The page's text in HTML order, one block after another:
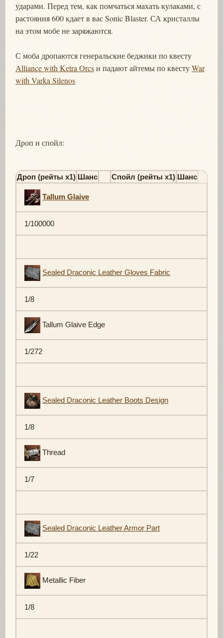
ударами. Перед тем, как помчаться махать кулаками, с
растояния 600 кдает в вас Sonic Blaster. СА кристаллы
на этом мобе не заряжаются.
С моба дропаются генеральские беджики по квесту
Alliance with Ketra Orcsи падают айтемы по квестуWar
with Varka Silenos
Дроп и спойл:
Дроп (рейты х1) Шанс Спойл (рейты х1) Шанс
Tallum Glaive
1/100000
Sealed Draconic Leather Gloves Fabric
1/8
Tallum Glaive Edge
1/272
Sealed Draconic Leather Boots Design
1/8
Thread
1/7
Sealed Draconic Leather Armor Part
1/22
Metallic Fiber
1/8